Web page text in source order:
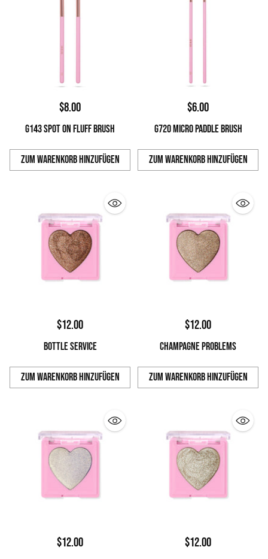
$8.00
G143 SPOT ON FLUFF BRUSH
Zum Warenkorb hinzufügen
Anzahl
$6.00
G720 MICRO PADDLE BRUSH
Zum Warenkorb hinzufügen
Anzahl
$12.00
BOTTLE SERVICE
Zum Warenkorb hinzufügen
Anzahl
$12.00
CHAMPAGNE PROBLEMS
Zum Warenkorb hinzufügen
Anzahl
$12.00 $12.00